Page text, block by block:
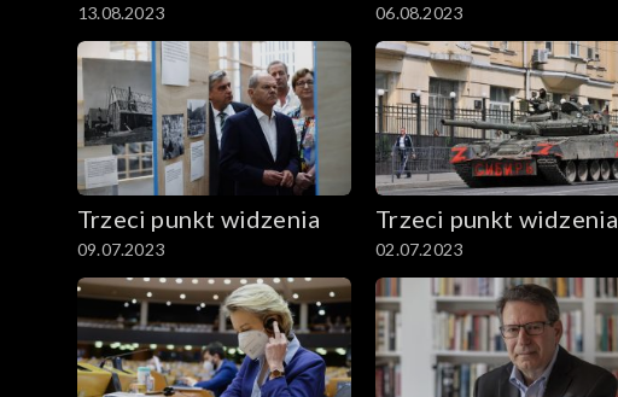
13.08.2023 06.08.2023
Trzeci punkt widzenia
09.07.2023
Trzeci punkt widzenia
02.07.2023